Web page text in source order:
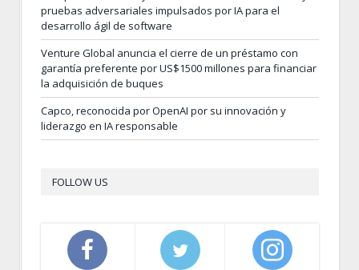
pruebas adversariales impulsados por IA para el
desarrollo ágil de software
Venture Global anuncia el cierre de un préstamo con
garantía preferente por US$1500 millones para financiar
la adquisición de buques
Capco, reconocida por OpenAI por su innovación y
liderazgo en IA responsable
FOLLOW US